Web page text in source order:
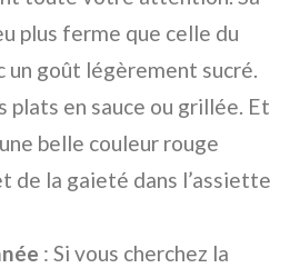
plus ferme que celle du
un goût légèrement sucré.
plats en sauce ou grillée. Et
belle couleur rouge
de la gaieté dans l’assiette
: Si vous cherchez la